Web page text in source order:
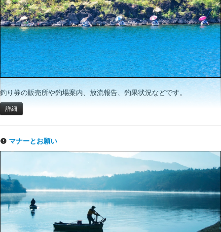
釣り券の販売所や釣場案内、放流報告、釣果状況などです。
詳細
マナーとお願い